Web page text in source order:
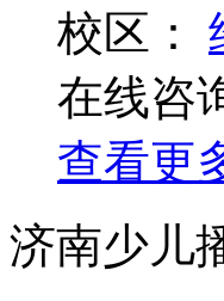
校区：
在线咨
查看更
济南少儿